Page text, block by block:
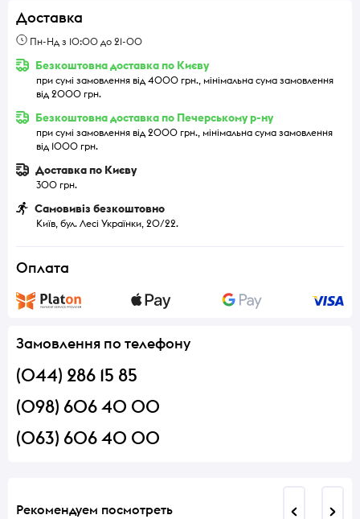
Доставка
Пн-Нд з 10:00 до 21-00
Безкоштовна доставка по Києву
при сумі замовлення від 4000 грн., мінімальна сума замовлення
від 2000 грн.
Безкоштовна доставка по Печерському р-ну
при сумі замовлення від 2000 грн., мінімальна сума замовлення
від 1000 грн.
Доставка по Києву
300 грн.
Самовивіз безкоштовно
Київ, бул. Лесі Українки, 20/22.
Оплата
Замовлення по телефону
(044) 286 15 85
(098) 606 40 00
(063) 606 40 00
Рекомендуем посмотреть